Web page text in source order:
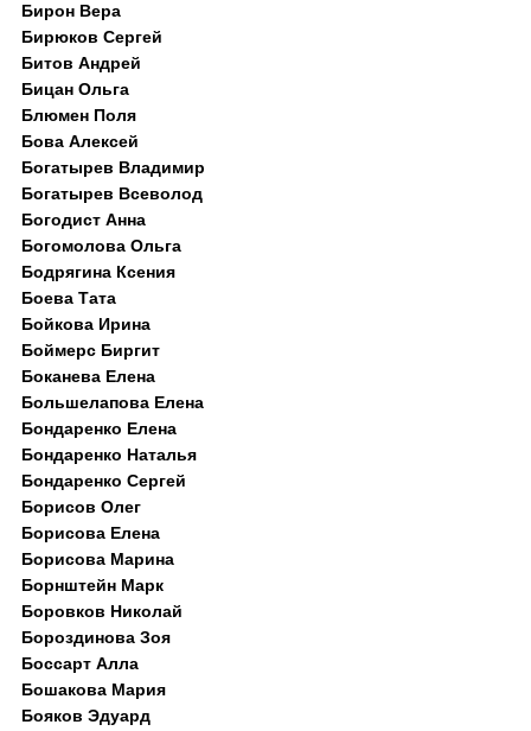
Бирон Вера
Бирюков Сергей
Битов Андрей
Бицан Ольга
Блюмен Поля
Бова Алексей
Богатырев Владимир
Богатырев Всеволод
Богодист Анна
Богомолова Ольга
Бодрягина Ксения
Боева Тата
Бойкова Ирина
Боймерс Биргит
Боканева Елена
Большелапова Елена
Бондаренко Елена
Бондаренко Наталья
Бондаренко Сергей
Борисов Олег
Борисова Елена
Борисова Марина
Борнштейн Марк
Боровков Николай
Бороздинова Зоя
Боссарт Алла
Бошакова Мария
Бояков Эдуард